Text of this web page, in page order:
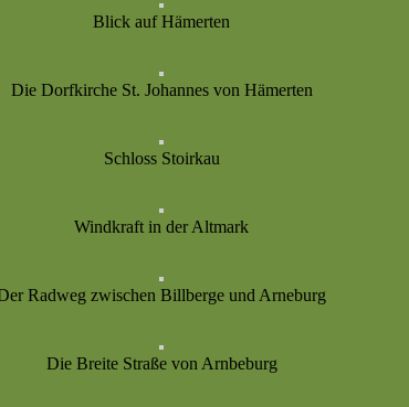
Blick auf Hämerten
Die Dorfkirche St. Johannes von Hämerten
Schloss Stoirkau
Windkraft in der Altmark
Radweg zwischen Billberge und Arneburg
Die Breite Straße von Arnbeburg